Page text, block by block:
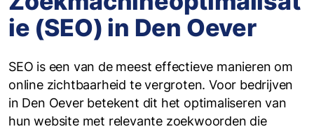
ie (SEO) in Den Oever
SEO is een van de meest effectieve manieren om
online zichtbaarheid te vergroten. Voor bedrijven
in Den Oever betekent dit het optimaliseren van
hun website met relevante zoekwoorden die